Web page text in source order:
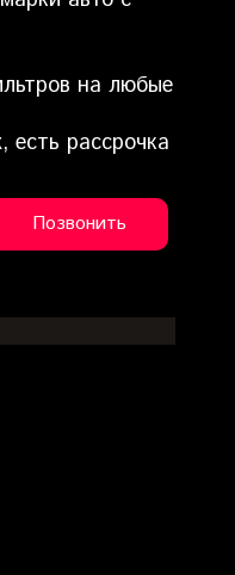
Позвонить
на любые
есть рассрочка